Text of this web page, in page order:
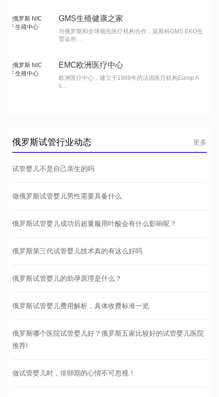
GMS生殖健康之家
与俄罗斯和全球领先医疗机构合作，莫斯科GMS EKO生
育诊所…
EMC欧洲医疗中心
欧洲医疗中心，建立于1989年的法国医疗机构Europ A
s…
俄罗斯试管行业动态 更多
试管婴儿不是自己亲生的吗
做俄罗斯试管婴儿男性需要具备什么
俄罗斯试管婴儿成功后超量服用叶酸会有什么影响呢？
俄罗斯第三代试管婴儿技术真的有这么好吗
俄罗斯试管婴儿的助孕原理是什么？
俄罗斯试管婴儿费用解析，具体收费标准一览
俄罗斯哪个医院试管婴儿好？俄罗斯五家比较好的试管婴儿医院
推荐!
做试管婴儿时，排卵期的心情不可忽视！